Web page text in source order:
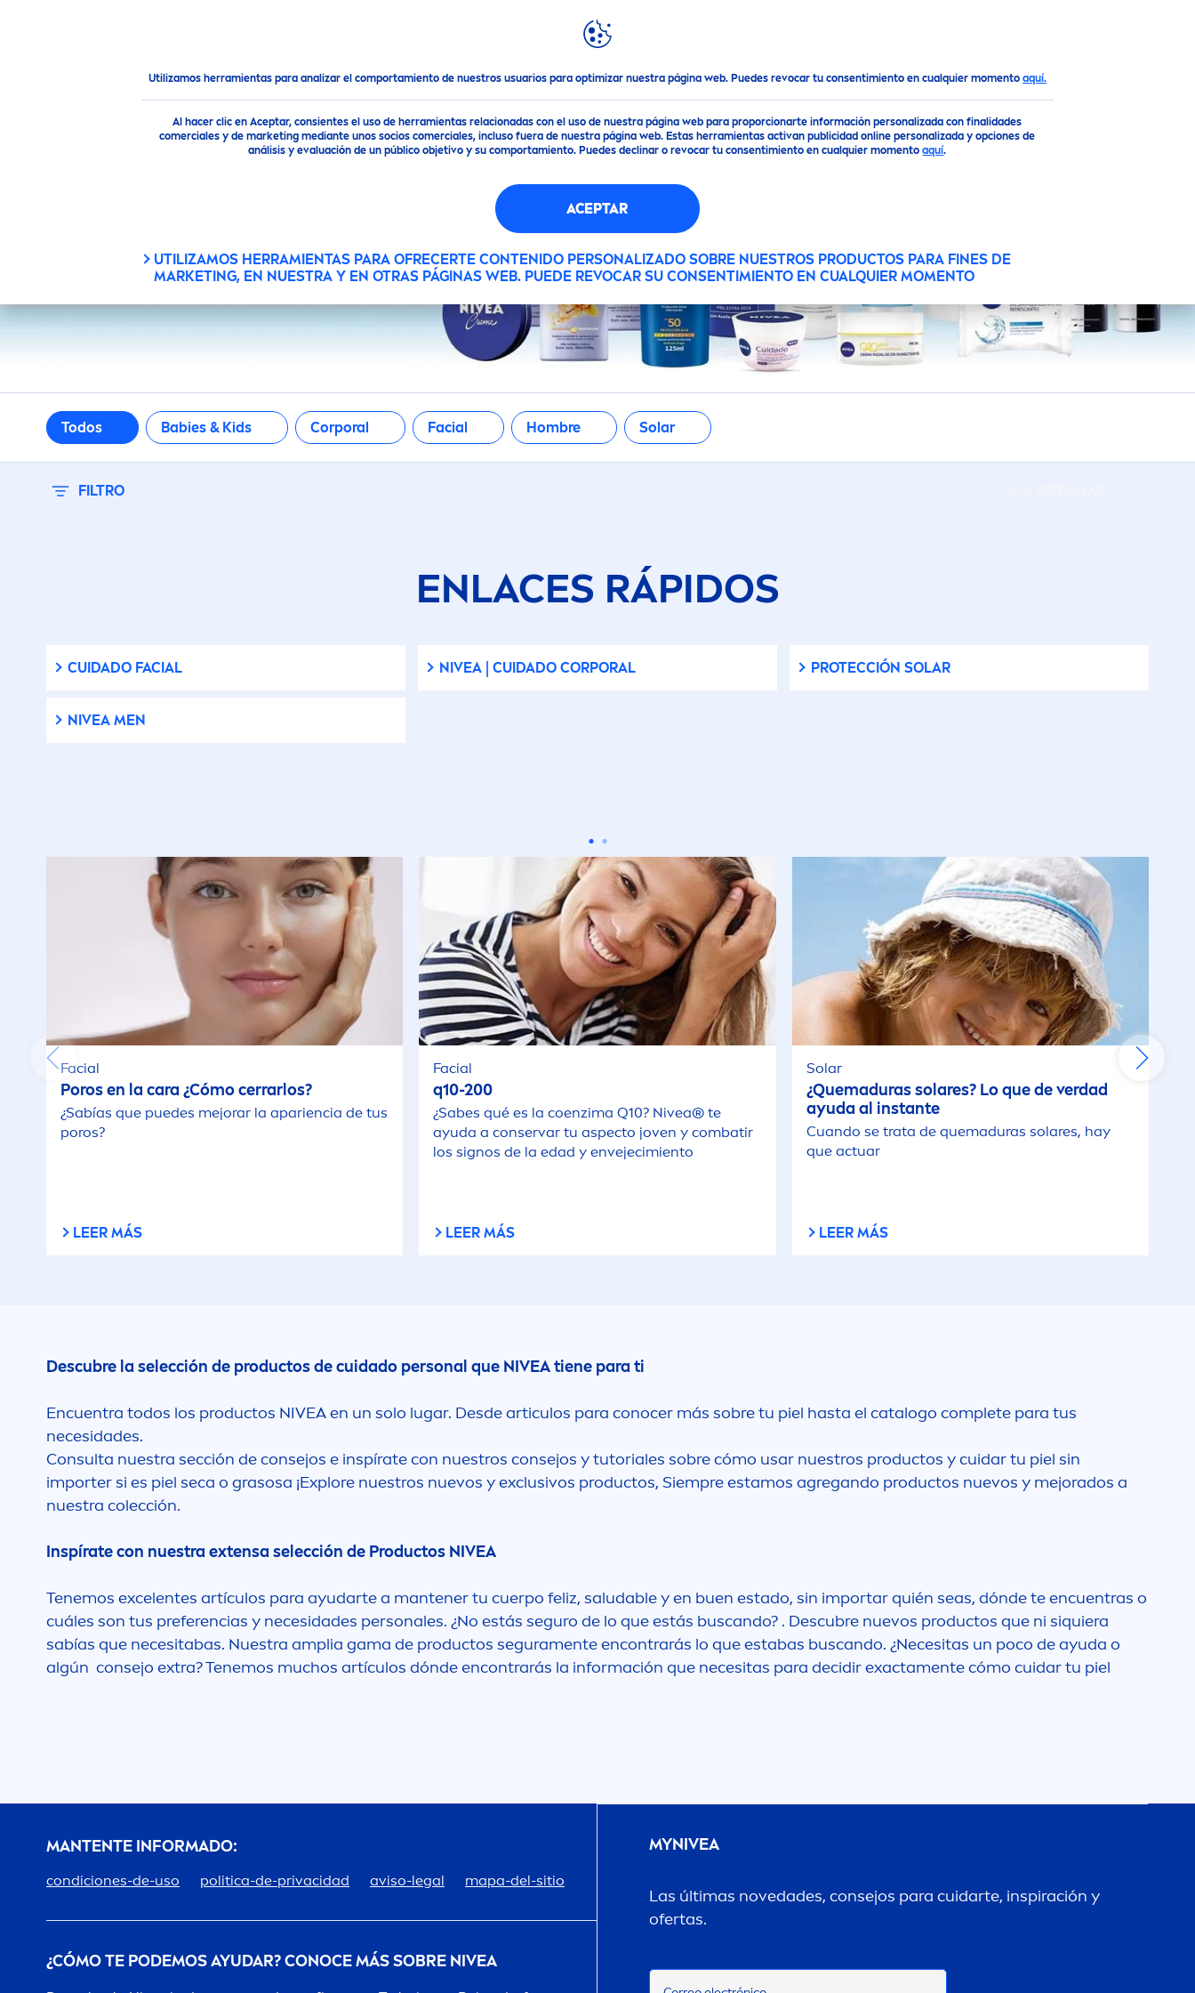
Utilizamos herramientas para analizar el comportamiento de nuestros usuarios para optimizar nuestra página web. Puedes revocar tu consentimiento en cualquier momento aquí.
Al hacer clic en Aceptar, consientes el uso de herramientas relacionadas con el uso de nuestra página web para proporcionarte información personalizada con finalidades
comerciales y de marketing mediante unos socios comerciales, incluso fuera de nuestra página web. Estas herramientas activan publicidad online personalizada y opciones de
análisis y evaluación de un público objetivo y su comportamiento. Puedes declinar o revocar tu consentimiento en cualquier momentoaquí.
ACEPTAR
UTILIZAMOS HERRAMIENTAS PARA OFRECERTE CONTENIDO PERSONALIZADO SOBRE NUESTROS PRODUCTOS PARA FINES DE
MARKETING, EN NUESTRA Y EN OTRAS PÁGINAS WEB. PUEDE REVOCAR SU CONSENTIMIENTO EN CUALQUIER MOMENTO
MUNDONIVEA
PRODUCTOS
Todos Babies & Kids Corporal Facial Hombre Solar
FILTRO
ENLACES RÁPIDOS
CUIDADO FACIAL NIVEA | CUIDADO CORPORAL PROTECCIÓN SOLAR
NIVEA MEN
Facial
Poros en la cara ¿Cómo cerrarlos?
¿Sabías que puedes mejorar la apariencia de tus
poros?
LEER MÁS
Facial
q10-200
¿Sabes qué es la coenzima Q10? Nivea® te
ayuda a conservar tu aspecto joven y combatir
los signos de la edad y envejecimiento
LEER MÁS
Solar
¿Quemaduras solares? Lo que de verdad
ayuda al instante
Cuando se trata de quemaduras solares, hay
que actuar
LEER MÁS
Descubre la selección de productos de cuidado personal que NIVEAtiene para ti
Encuentra todos los productos NIVEAen un solo lugar. Desde articulos para conocer más sobre tu piel hasta el catalogo complete para tus
necesidades.
Consulta nuestra sección de consejos e inspírate con nuestros consejos y tutoriales sobre cómo usar nuestros productos y cuidar tu piel sin
importer si es piel seca o grasosa ¡Explore nuestros nuevos y exclusivos productos, Siempre estamos agregando productos nuevos y mejorados a
nuestra colección.
Inspírate con nuestra extensa selección de Productos NIVEA
Tenemos excelentes artículos para ayudarte a mantener tu cuerpo feliz, saludable y en buen estado, sin importar quién seas, dónde te encuentras o
cuáles son tus preferencias y necesidades personales. ¿No estás seguro de lo que estás buscando? . Descubre nuevos productos que ni siquiera
sabías que necesitabas. Nuestra amplia gama de productos seguramente encontrarás lo que estabas buscando. ¿Necesitas un poco de ayuda o
algún consejo extra? Tenemos muchos artículos dónde encontrarás la información que necesitas para decidir exactamente cómo cuidar tu piel
MANTENTE INFORMADO:
condiciones-de-uso politica-de-privacidad aviso-legal mapa-del-sitio
¿CÓMO TE PODEMOS AYUDAR? CONOCE MÁS SOBRE NIVEA
MYNIVEA
Las últimas novedades, consejos para cuidarte, inspiración y
ofertas.